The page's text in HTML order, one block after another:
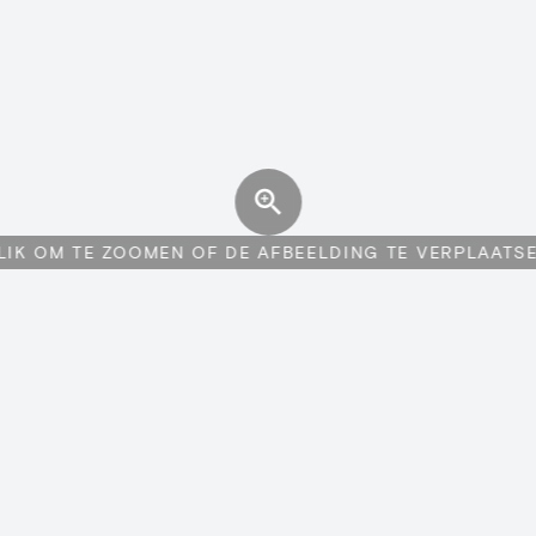
OM TE ZOOMEN OF DE AFBEELDING TE